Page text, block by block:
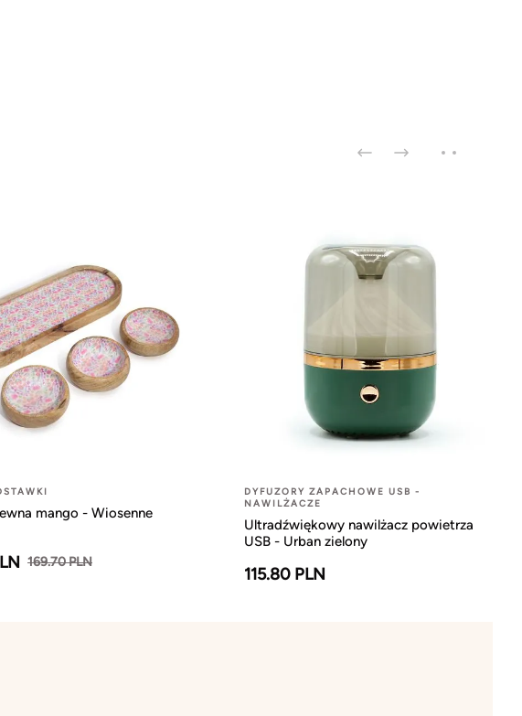
mango - Wiosenne
169.70 PLN
DYFUZORY ZAPACHOWE USB -
NAWILŻACZE
Ultradźwiękowy nawilżacz powietrza
USB - Urban zielony
115.80 PLN